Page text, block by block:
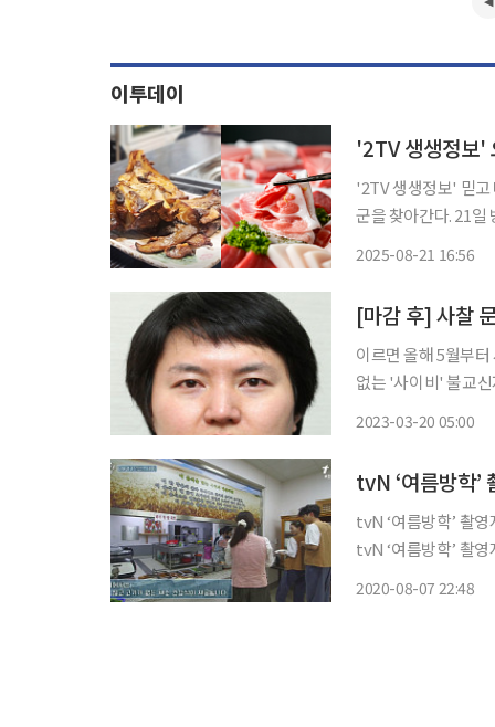
이투데이
'2TV 생생정보' 믿고
군을 찾아간다. 21일 방송되는 KBS2 '2TV 생생정보'에서는 믿고 떠나는 스타의 고장 코너를
2025-08-21 16:56
[마감 후] 사찰
이르면 올해 5월부
없는 '사이비' 불교
2023-03-20 05:00
tvN ‘여름방학’
tvN ‘여름방학’ 촬영지가 금
tvN ‘여름방학’ 촬영지로 등
2020-08-07 22:48